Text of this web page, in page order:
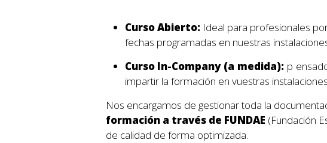
Curso Abierto: Ideal para profesionales
fechas programadas en nuestras
Curso In-Company (a medida): p
impartir la formación en vuestras
Nos encargamos de gestionar toda la
formación a través de FUNDAE (Fundación
de calidad de forma optimizada.